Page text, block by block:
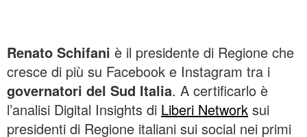
Renato Schifani è il presidente di Regione che
cresce di più su Facebook e Instagram tra i
governatori del Sud Italia. A certificarlo è
l’analisi Digital Insights di Liberi Network sui
presidenti di Regione italiani sui social nei primi